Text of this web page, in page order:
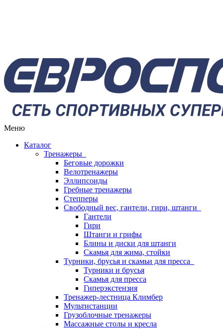
Меню
Каталог
Тренажеры
Беговые дорожки
Велотренажеры
Эллипсоиды
Гребные тренажеры
Степперы
Свободный вес, гантели, гири, штанги
Гантели
Гири
Штанги и грифы
Блины и диски для штанги
Скамья для жима, стойки
Турники, брусья и скамьи для пресса
Турники и брусья
Скамья для пресса
Гиперэкстензия
Тренажер-лестница Климбер
Мультистанции
Грузоблочные тренажеры
Массажные столы и кресла